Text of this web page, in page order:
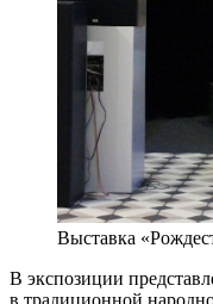
Выставка
В экспозиции
в традиционной